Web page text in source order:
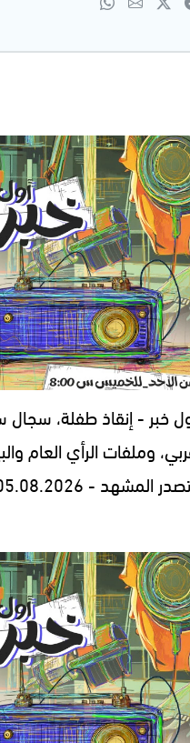
خبر - إنقاذ طفلة،
وملفات الرأي العام
المشهد - 05.08.2026